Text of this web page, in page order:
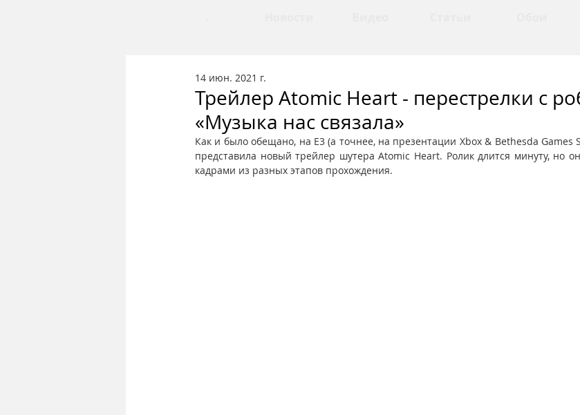
Трейлер Atomic Heart - перестрелки с
«Музыка нас связала»
14 июн. 2021 г.
Как и было обещано, на E3 (а точнее, на презентации Xbox & Bethesda Games
представила новый трейлер шутера Atomic Heart. Ролик длится минуту, но
кадрами из разных этапов прохождения.